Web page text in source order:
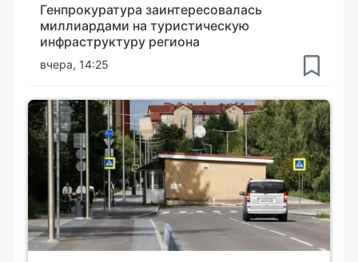
Генпрокуратура заинтересовалась
миллиардами на туристическую
инфраструктуру региона
вчера, 14:25